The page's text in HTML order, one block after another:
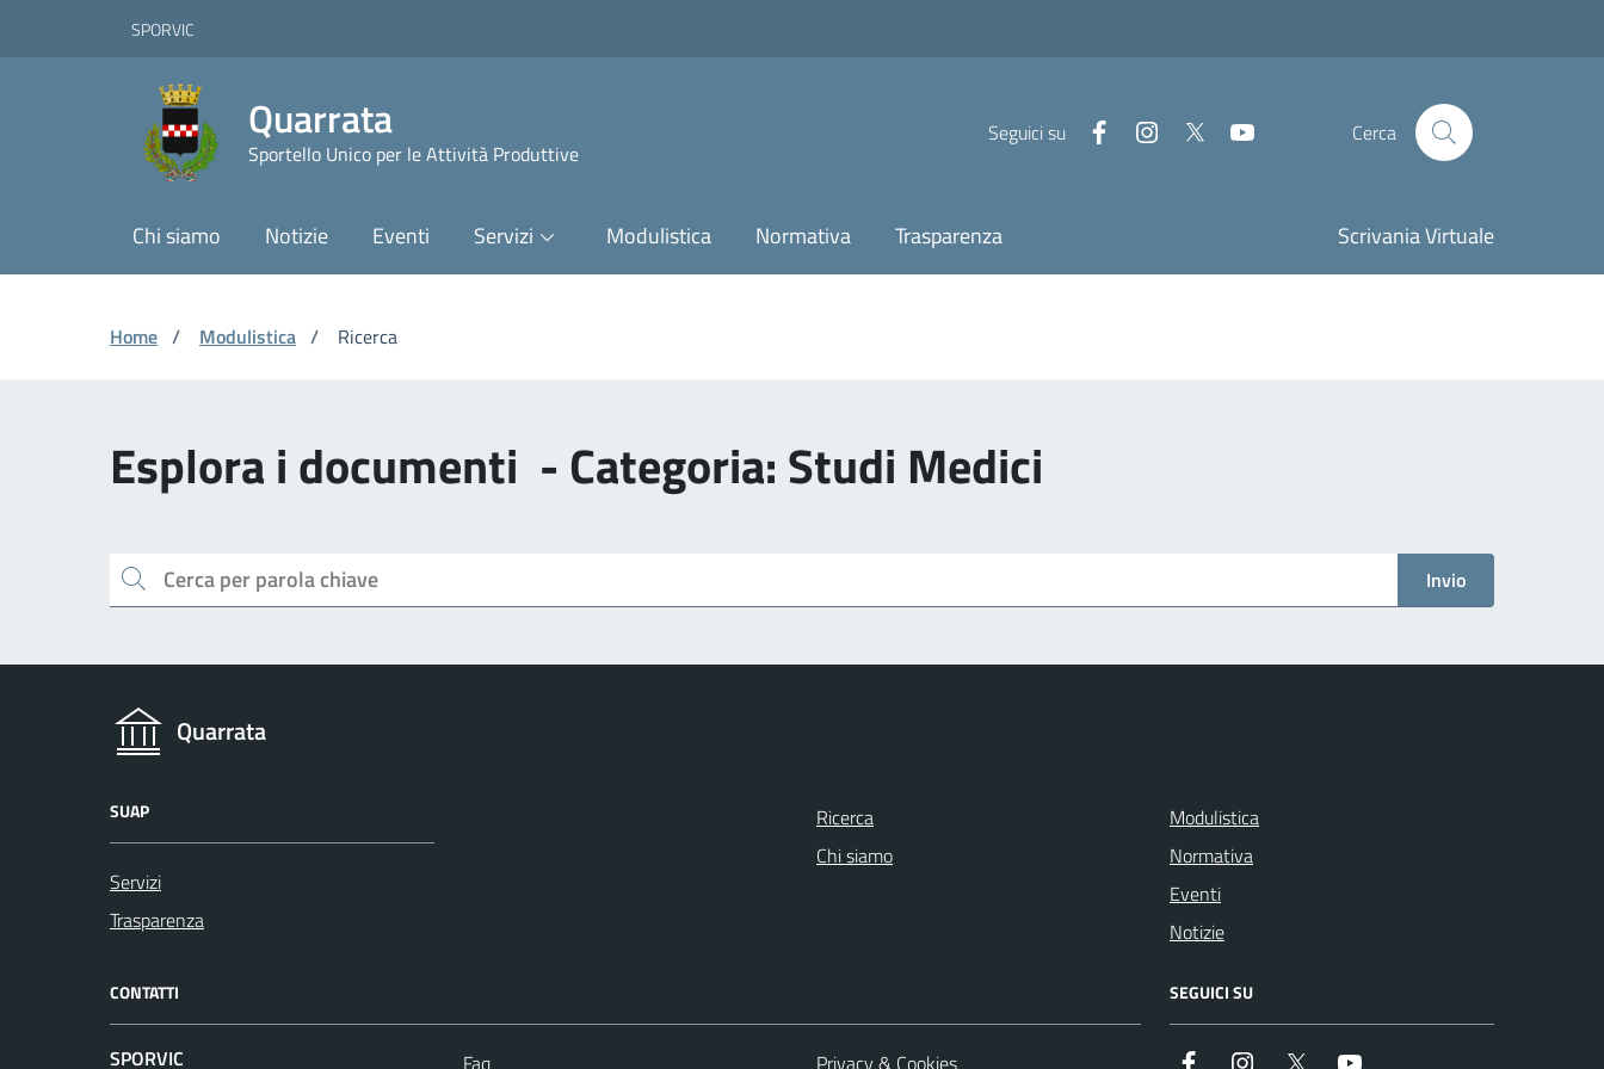
Skip to Main Content
SPORVIC
Quarrata
Sportello Unico per le Attività Produttive
Seguici su FacebookInstagram
Twitter Cerca
Chi siamo Notizie Eventi Servizi Modulistica Normativa Trasparenza Scrivania Virtuale
Home / Modulistica / Ricerca
Esplora i documenti - Categoria: Studi Medici
Cerca Invio
Quarrata
SUAP
Servizi
Trasparenza
Ricerca
Chi siamo
Modulistica
Normativa
Eventi
Notizie
CONTATTI
SPORVIC Faq Privacy & Cookies
SEGUICI SU
Facebook InstagramTwitter